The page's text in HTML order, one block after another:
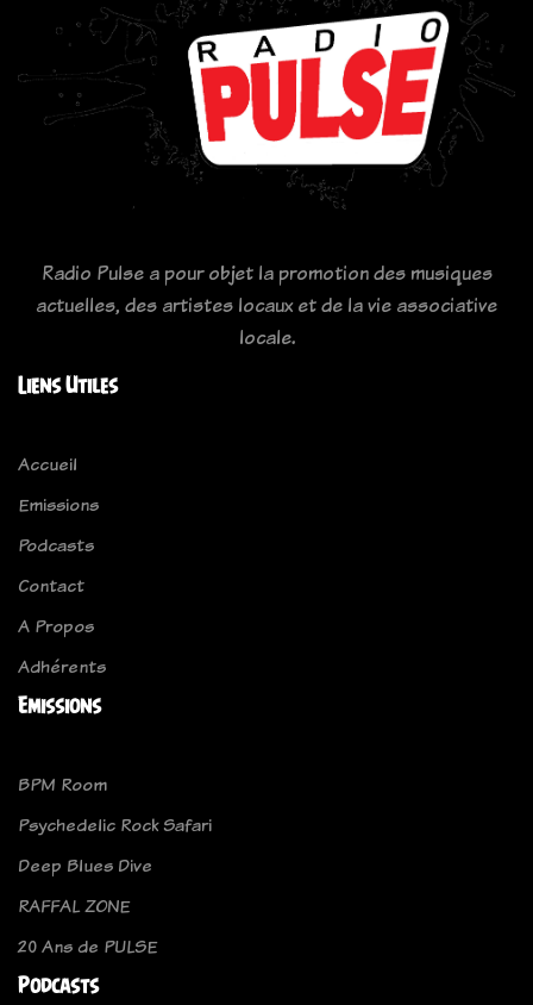
Radio Pulse a pour objet la promotion des musiques
actuelles, des artistes locaux et de la vie associative
locale.
Liens Utiles
Accueil
Emissions
Podcasts
Contact
A Propos
Adhérents
Emissions
BPM Room
Psychedelic Rock Safari
Deep Blues Dive
RAFFAL ZONE
20 Ans de PULSE
Podcasts